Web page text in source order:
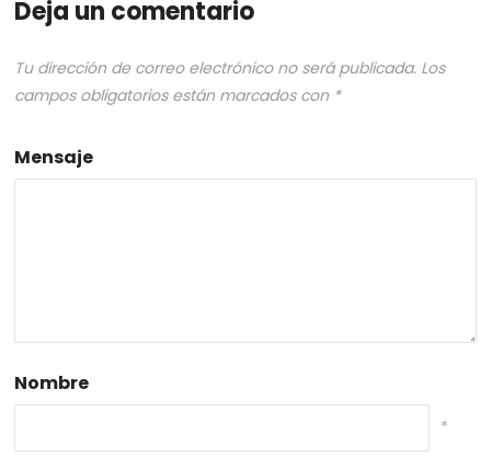
Deja un comentario
Tu dirección de correo electrónico no será publicada. Los
campos obligatorios están marcados con *
Mensaje
Nombre
*